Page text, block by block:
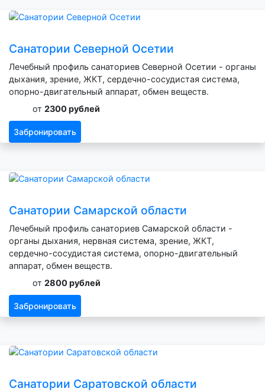
Санатории Северной Осетии
Лечебный профиль санаториев Северной Осетии - органы
дыхания, зрение, ЖКТ, сердечно-сосудистая система,
опорно-двигательный аппарат, обмен веществ.
от 2300 рублей
Забронировать
Санатории Самарской области
Лечебный профиль санаториев Самарской области -
органы дыхания, нервная система, зрение, ЖКТ,
сердечно-сосудистая система, опорно-двигательный
аппарат, обмен веществ.
от 2800 рублей
Забронировать
Санатории Саратовской области